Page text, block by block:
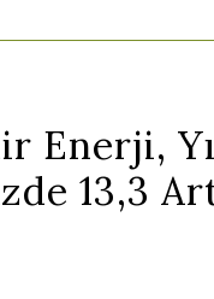
Enerji,
13,3